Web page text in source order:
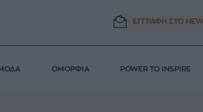
ΕΓΓΡΑΦΗ ΣΤΟ
ΟΜΟΡΦΙΑ POWER TO INSPIRE